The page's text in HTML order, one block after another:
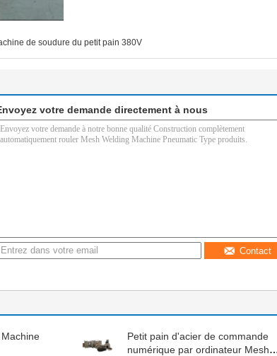
de soudure du petit pain 380V
votre demande directement à nous
Contact
Petit pain d'acier de commande
numérique par ordinateur Mesh